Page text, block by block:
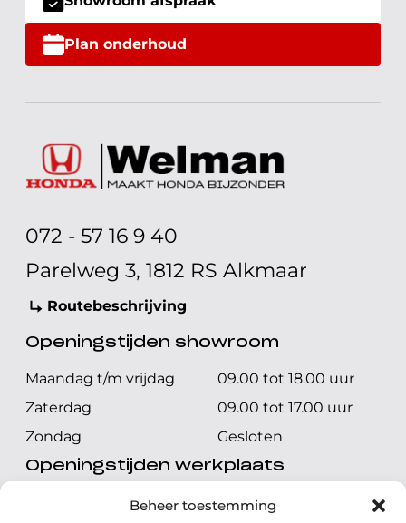
Beheer toestemming
Plan onderhoud
072 - 57 16 9 40
Parelweg 3, 1812 RS Alkmaar
Routebeschrijving
Openingstijden showroom
Maandag t/m vrijdag
09.00 tot 18.00 uur
Zaterdag
09.00 tot 17.00 uur
Zondag
Gesloten
Openingstijden werkplaats
Maandag t/m vrijdag
08.00 tot 17.00 uur